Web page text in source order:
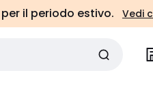
il periodo estivo. Vedi